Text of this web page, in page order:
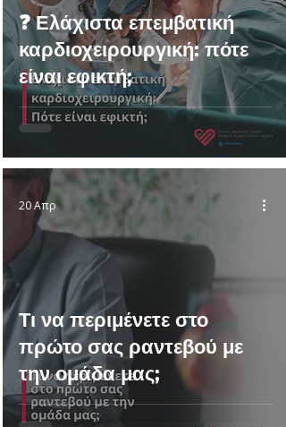
❓ Ελάχιστα επεμβατική
καρδιοχειρουργική: πότε
είναι εφικτή;
Τι να περιμένετε στο
πρώτο σας ραντεβού με
την ομάδα μας;
20 Απρ